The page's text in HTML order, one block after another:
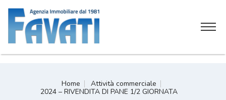
Chi siamo
Home
Attività commerciale
2024 – RIVENDITA DI PANE 1/2 GIORNATA